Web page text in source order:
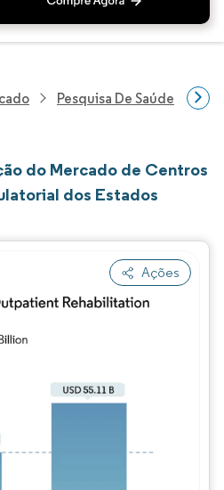
Pesquisa De Saúde
do Mercado de Centros
dos Estados
Ações